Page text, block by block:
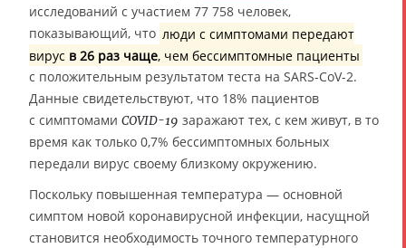
исследований с участием 77 758 человек,
показывающий, что люди с симптомами передают
вирус в 26 раз чаще, чем бессимптомные пациенты
с положительным результатом теста на SARS-CoV-2.
Данные свидетельствуют, что 18% пациентов
с симптомами COVID-19 заражают тех, с кем живут, в то
время как только 0,7% бессимптомных больных
передали вирус своему близкому окружению.
Поскольку повышенная температура — основной
симптом новой коронавирусной инфекции, насущной
становится необходимость точного температурного